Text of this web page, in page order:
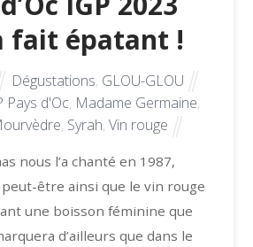
fait épatant !
Dégustations, GLOU-GLOU
Pays d'Oc, Madame Germaine,
, Syrah,Vin rouge
nous l’a chanté en 1987,
être ainsi que le vin rouge
une boisson féminine que
d’ailleurs que dans le